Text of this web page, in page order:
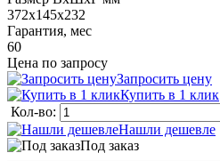
372х145х232
Гарантия, мес
60
Цена по запросу
Запросить цену
Купить в 1 клик
Кол-во:
Нашли дешевле
Под заказ